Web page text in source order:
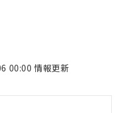
00:00 情報更新